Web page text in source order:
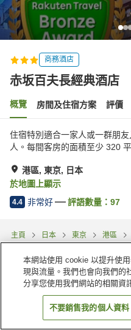
商務酒店
赤坂百夫長經典酒店
概覽 房間及住宿方案 評價
住宿特別適合一家人或一群朋
人。每間客房的面積至少 320
港區, 東京, 日本
於地圖上顯示
4.4 非常好 評語數量： 97
主頁 日本 東京 港區
本網站使用 cookie 以提升使
現與流量。我們也會向我們的
分享您使用我們網站的相關資
不要銷售我的個人資料